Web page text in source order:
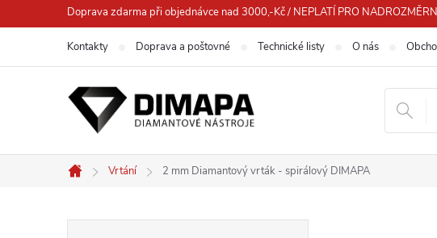
na
Doprava zdarma při objednávce nad 3000,-Kč / NEPLATÍ PRO
Kontakty Doprava a poštovné Technické listy O nás
Domů
Vrtání 2 mm Diamantový vrták - spirálový DIMAPA